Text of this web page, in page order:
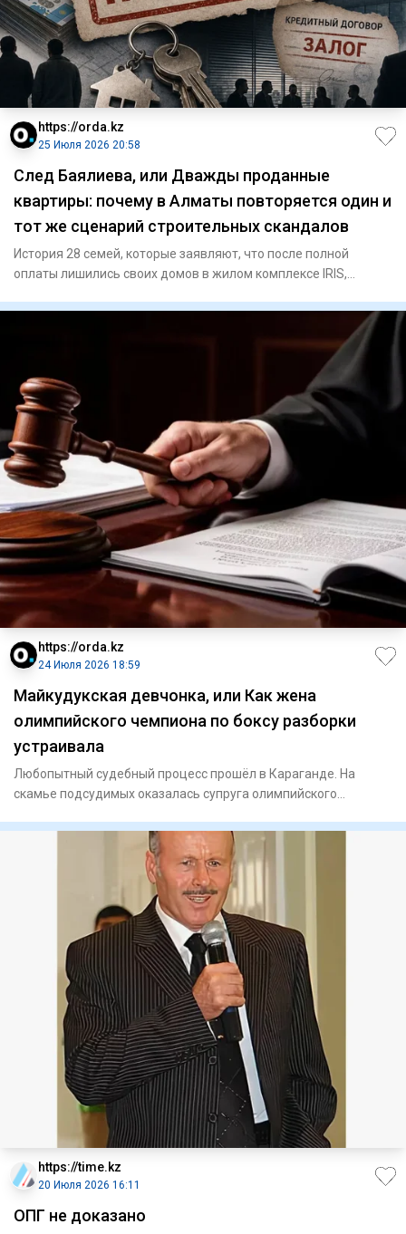
https://orda.kz
25 Июля 2026 20:58
След Баялиева, или Дважды проданные
квартиры: почему в Алматы повторяется один и
тот же сценарий строительных скандалов
История 28 семей, которые заявляют, что после полной
оплаты лишились своих домов в жилом комплексе IRIS,
https://orda.kz
24 Июля 2026 18:59
Майкудукская девчонка, или Как жена
олимпийского чемпиона по боксу разборки
устраивала
Любопытный судебный процесс прошёл в Караганде. На
скамье подсудимых оказалась супруга олимпийского
https://time.kz
20 Июля 2026 16:11
ОПГ не доказано